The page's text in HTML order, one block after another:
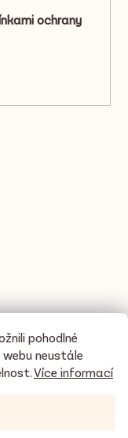
pohodlné
neustále
Více informací
ochrany